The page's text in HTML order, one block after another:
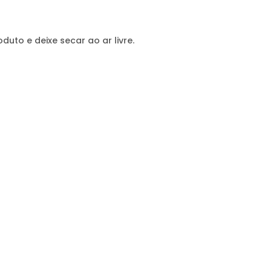
e deixe secar ao ar livre.